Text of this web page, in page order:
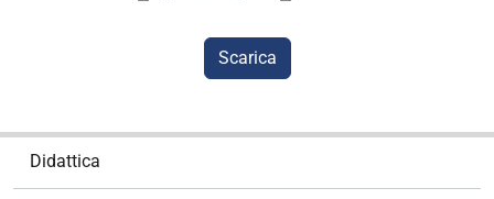
Scarica
Didattica